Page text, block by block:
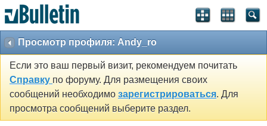
Просмотр профиля: Andy_ro
Если это ваш первый визит, рекомендуем почитать
Справку по форуму. Для размещения своих
сообщений необходимо зарегистрироваться. Для
просмотра сообщений выберите раздел.